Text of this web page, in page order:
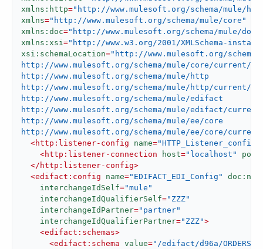
xmlns:http="http://www.mulesoft.org/schema/mule/
xmlns="http://www.mulesoft.org/schema/mule/core"
xmlns:doc="http://www.mulesoft.org/schema/mule/
xmlns:xsi="http://www.w3.org/2001/XMLSchema-
xsi:schemaLocation="http://www.mulesoft.org/schema/
http://www.mulesoft.org/schema/mule/core/current/
http://www.mulesoft.org/schema/mule/http
http://www.mulesoft.org/schema/mule/http/current/
http://www.mulesoft.org/schema/mule/edifact
http://www.mulesoft.org/schema/mule/edifact/
http://www.mulesoft.org/schema/mule/ee/core
http://www.mulesoft.org/schema/mule/ee/core/
<http:listener-config name="HTTP_Listener_config"
<http:listener-connection host="localhost" port
</ http:listener-config>
<edifact:config name="EDIFACT_EDI_Config"
interchangeIdSelf="mule"
interchangeIdQualifierSelf="ZZZ"
interchangeIdPartner="partner"
interchangeIdQualifierPartner="ZZZ">
<edifact:schemas>
<edifact:schema value="/edifact/d96a/